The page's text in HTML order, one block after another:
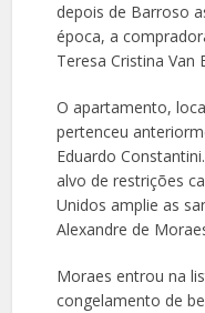
depois de Barroso
época, a
Teresa Cristina Van
O apartamento,
pertenceu
Eduardo
alvo de restrições
Unidos amplie as
Alexandre de
Moraes entrou na
congelamento de